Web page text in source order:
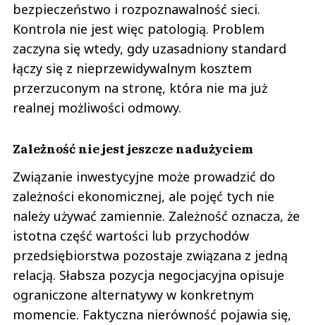
bezpieczeństwo i rozpoznawalność sieci.
Kontrola nie jest więc patologią. Problem
zaczyna się wtedy, gdy uzasadniony standard
łączy się z nieprzewidywalnym kosztem
przerzuconym na stronę, która nie ma już
realnej możliwości odmowy.
Zależność nie jest jeszcze nadużyciem
Związanie inwestycyjne może prowadzić do
zależności ekonomicznej, ale pojęć tych nie
należy używać zamiennie. Zależność oznacza, że
istotna część wartości lub przychodów
przedsiębiorstwa pozostaje związana z jedną
relacją. Słabsza pozycja negocjacyjna opisuje
ograniczone alternatywy w konkretnym
momencie. Faktyczna nierówność pojawia się,